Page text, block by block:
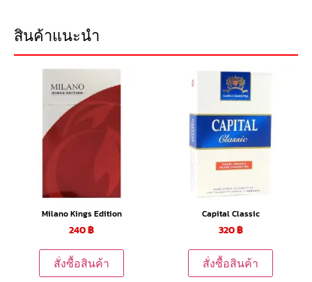
สินค้าแนะนำ
Milano Kings Edition
240฿
สั่งซื้อสินค้า
Capital Classic
320฿
สั่งซื้อสินค้า